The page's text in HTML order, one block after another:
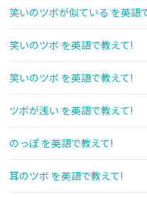
笑いのツボが似ている を英語
笑いのツボ を英語で教えて!
笑いのツボ を英語で教えて!
ツボが浅い を英語で教えて!
のっぽ を英語で教えて!
耳のツボ を英語で教えて!